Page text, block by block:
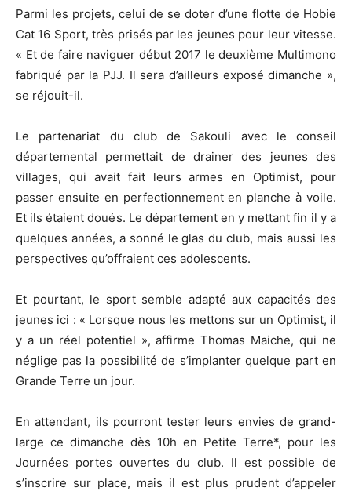
Parmi les projets, celui de se doter d’une flotte de Hobie
Cat 16 Sport, très prisés par les jeunes pour leur vitesse.
« Et de faire naviguer début 2017 le deuxième Multimono
fabriqué par la PJJ. Il sera d’ailleurs exposé dimanche »,
se réjouit-il.
Le partenariat du club de Sakouli avec le conseil
départemental permettait de drainer des jeunes des
villages, qui avait fait leurs armes en Optimist, pour
passer ensuite en perfectionnement en planche à voile.
Et ils étaient doués. Le département en y mettant fin il y a
quelques années, a sonné le glas du club, mais aussi les
perspectives qu’offraient ces adolescents.
Et pourtant, le sport semble adapté aux capacités des
jeunes ici : « Lorsque nous les mettons sur un Optimist, il
y a un réel potentiel », affirme Thomas Maiche, qui ne
néglige pas la possibilité de s’implanter quelque part en
Grande Terre un jour.
En attendant, ils pourront tester leurs envies de grand-
large ce dimanche dès 10h en Petite Terre*, pour les
Journées portes ouvertes du club. Il est possible de
s’inscrire sur place, mais il est plus prudent d’appeler